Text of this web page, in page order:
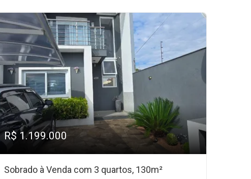
R$ 1.199.000
Sobrado à Venda com 3 quartos, 130m²